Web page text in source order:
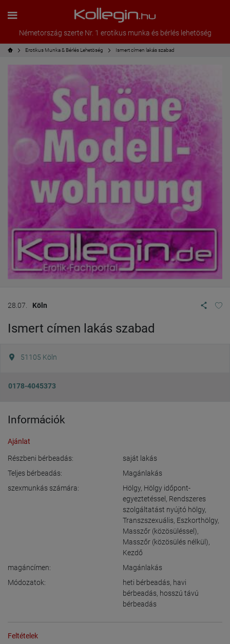
Németország szerte Nr. 1 erotikus munka és bérlés lehetöség
Erotikus Munka & Bérlés Lehetöség Ismert címen lakás szabad
28.07. Köln
Ismert címen lakás szabad
51105 Köln
0178-4045373
Információk
Ajánlat
Részbeni bérbeadás:
saját lakás
Teljes bérbeadás:
Magánlakás
szexmunkás számára:
Hölgy, Hölgy időpont-
egyeztetéssel , Rendszeres
szolgáltatást nyújtó hölgy,
Transzszexuális, Eszkorthölgy,
Masszőr (közösüléssel),
Masszőr (közösülés nélkül),
Kezdő
magáncímen:
Magánlakás
Módozatok:
heti bérbeadás, havi
bérbeadás, hosszú távú
bérbeadás
Feltételek